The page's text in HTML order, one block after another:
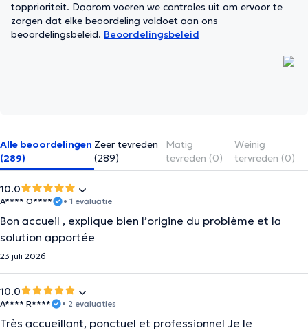
topprioriteit. Daarom voeren we controles uit om ervoor te
zorgen dat elke beoordeling voldoet aan ons
beoordelingsbeleid. Beoordelingsbeleid
Alle beoordelingen
(289)
Zeer tevreden
(289)
Matig
tevreden (0)
Weinig
tervreden (0)
10.0
A**** O**** • 1 evaluatie
Bon accueil , explique bien l’origine du problème et la
solution apportée
23 juli 2026
10.0
A**** R**** • 2 evaluaties
Très accueillant, ponctuel et professionnel Je le